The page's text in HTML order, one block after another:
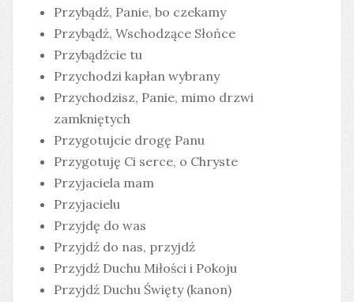
Przybądź, Panie, bo czekamy
Przybądź, Wschodzące Słońce
Przybądźcie tu
Przychodzi kapłan wybrany
Przychodzisz, Panie, mimo drzwi
zamkniętych
Przygotujcie drogę Panu
Przygotuję Ci serce, o Chryste
Przyjaciela mam
Przyjacielu
Przyjdę do was
Przyjdź do nas, przyjdź
Przyjdź Duchu Miłości i Pokoju
Przyjdź Duchu Święty (kanon)